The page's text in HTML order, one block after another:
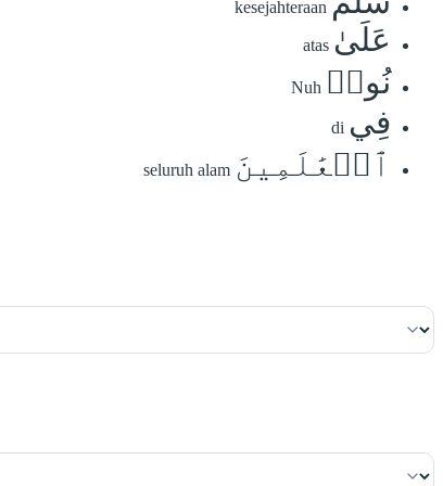
kesejahteraan
عَلَىٰ atas
نُوحٖ Nuh
فِي di
ٱلۡعَٰلَمِينَ seluruh alam